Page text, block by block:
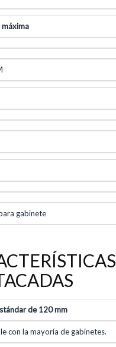
gabinete
de 120 mm
con la mayoría de gabinetes.